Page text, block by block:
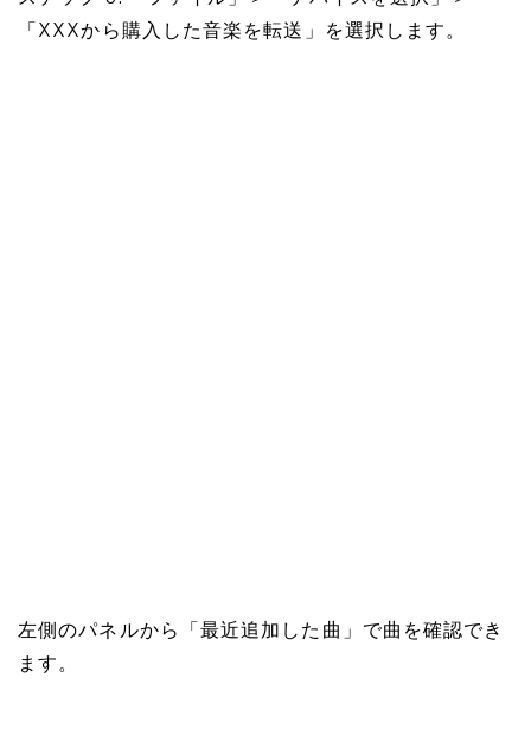
「XXXから購入した音楽を転送」を選択します。
左側のパネルから「最近追加した曲」で曲を確認でき
ます。